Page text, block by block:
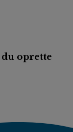
oprette